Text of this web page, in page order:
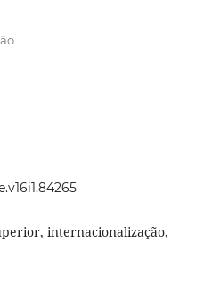
internacionalização,